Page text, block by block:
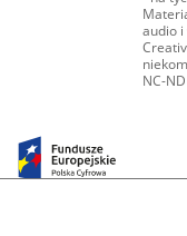
audio
NC-